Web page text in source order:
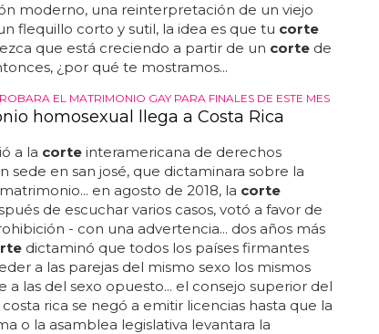
moderno, una reinterpretación de un viejo
flequillo corto y sutil, la idea es que tu corte
que está creciendo a partir de un cortede
¿por qué te mostramos...
EL MATRIMONIO GAY PARA FINALES DE ESTE MES
homosexual llega a Costa Rica
a la corteinteramericana de derechos
sede en san josé, que dictaminara sobre la
en agosto de 2018, la corte
de escuchar varios casos, votó a favor de
- con una advertencia... dos años más
dictaminó que todos los países firmantes
a las parejas del mismo sexo los mismos
a las del sexo opuesto... el consejo superior del
rica se negó a emitir licencias hasta que la
o la asamblea legislativa levantara la